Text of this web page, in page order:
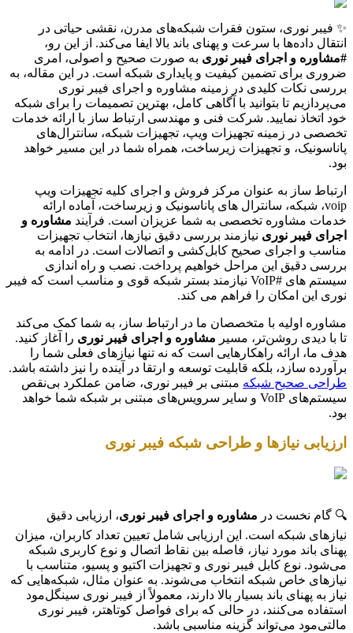
✨ فیبر نوری، ستون فقرات شبکه‌های مدرن، نقشی حیاتی در
انتقال داده‌ها با سرعت و پهنای باند بالا ایفا می‌کند. از این رو،
#مشاوره و اجرای فیبر نوری به صورت صحیح و اصولی، امری
ضروری برای تضمین کیفیت و پایداری شبکه است. در این مقاله، به
بررسی نکات کلیدی در زمینه مشاوره و اجرای فیبر نوری
می‌پردازیم تا بتوانید با آگاهی کامل، بهترین تصمیمات را برای شبکه
خود اتخاذ نمایید. شرکت فنی و مهندسی ارتباط ساز با ارائه خدمات
تخصصی در زمینه تجهیزات ویپ، تجهیزات شبکه، سانترال‌های
پاناسونیک، و تجهیزات زیرساخت، همراه شما در این مسیر خواهد
بود.
ارتباط ساز به عنوان مرکز فروش و اجرای کلیه تجهیزات ویپ
voip، شبکه، سانترال های پاناسونیک و زیرساخت، آماده ارائه
خدمات مشاوره تخصصی به شما عزیزان است. فرآیند مشاوره و
اجرای فیبر نوری نیازمند بررسی دقیق نیازها، انتخاب تجهیزات
مناسب و اجرای صحیح کابل‌کشی و اتصالات است. در ادامه به
بررسی دقیق این مراحل خواهیم پرداخت. نصب و راه اندازی
سیستم های #VoIP نیازمند بستر شبکه قوی و مناسب است که فیبر
نوری این امکان را فراهم می کند.
مشاوره اولیه با متخصصان ما در ارتباط ساز، به شما کمک می‌کند
تا با دیدی روشن‌تر، مسیر مشاوره و اجرای فیبر نوری را آغاز کنید.
هدف ما، ارائه راهکارهایی است که نه تنها نیازهای فعلی شما را
برآورده سازد، بلکه قابلیت توسعه و ارتقا در آینده را نیز داشته باشد.
طراحی صحیح شبکه مبتنی بر فیبر نوری، ضامن عملکرد بی‌نقص
سیستم‌های VoIP و سایر سرویس‌های مبتنی بر شبکه شما خواهد
بود.
ارزیابی نیازها و طراحی شبکه فیبر نوری
🔍 گام نخست در مشاوره و اجرای فیبر نوری، ارزیابی دقیق
نیازهای شبکه است. این ارزیابی شامل تعیین تعداد کاربران، میزان
پهنای باند مورد نیاز، فاصله بین نقاط اتصال و نوع کاربری شبکه
می‌شود. نوع کابل فیبر نوری و تجهیزات اکتیو و پسیو، متناسب با
نیازهای خاص شبکه انتخاب می‌شوند. به عنوان مثال، شبکه‌هایی که
نیاز به پهنای باند بسیار بالا دارند، معمولاً از فیبر نوری سینگل‌مود
استفاده می‌کنند، در حالی که برای فواصل کوتاهتر، فیبر نوری
مالتی‌مود می‌تواند گزینه مناسبی باشد.